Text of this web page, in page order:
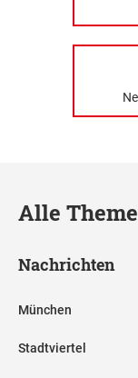
Alle
Nachrichten
München
Stadtviertel